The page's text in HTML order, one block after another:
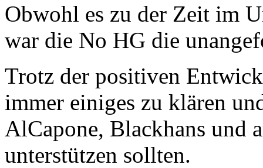
Obwohl es zu der Zeit im
war die No HG die
Trotz der positiven
immer einiges zu klären
AlCapone, Blackhans und
unterstützen sollten.